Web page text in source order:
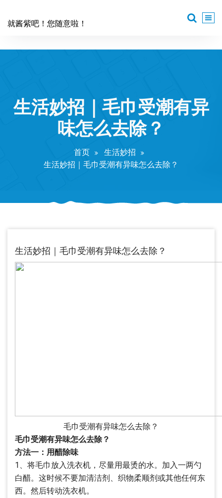
就酱紫吧！您随意啦！
生活妙招｜毛巾受潮有异
味怎么去除？
首页
生活妙招
生活妙招｜毛巾受潮有异味怎么去除？
生活妙招｜毛巾受潮有异味怎么去除？
毛巾受潮有异味怎么去除？
毛巾受潮有异味怎么去除？
方法一：用醋除味
1、将毛巾放入洗衣机，尽量用最烫的水。加入一两勺
白醋。这时候不要加清洁剂、织物柔顺剂或其他任何东
西。然后转动洗衣机。